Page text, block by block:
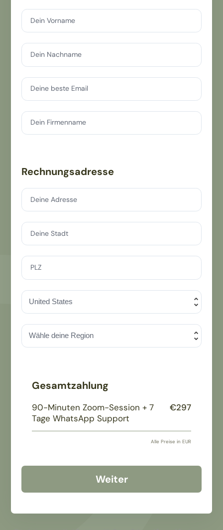
Dein Vorname
Dein Nachname
Deine beste Email
Dein Firmenname
Rechnungsadresse
Deine Adresse
Deine Stadt
PLZ
Gesamtzahlung
90-Minuten Zoom-Session + 7
Tage WhatsApp Support
€297
Alle Preise in EUR
Weiter